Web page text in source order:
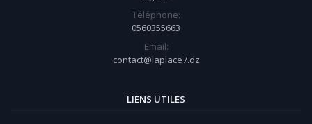
Téléphone:
0560355663
Email:
contact@laplace7.dz
LIENS UTILES